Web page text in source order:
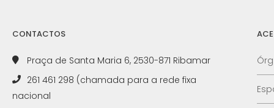
CONTACTOS
Praça de Santa Maria 6, 2530-871 Ribamar
261 461 298 (chamada para a rede fixa
nacional